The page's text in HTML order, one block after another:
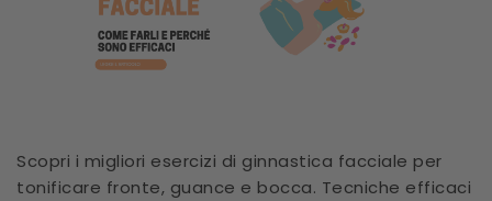
Scopri i migliori esercizi di ginnastica facciale per
tonificare fronte, guance e bocca. Tecniche efficaci